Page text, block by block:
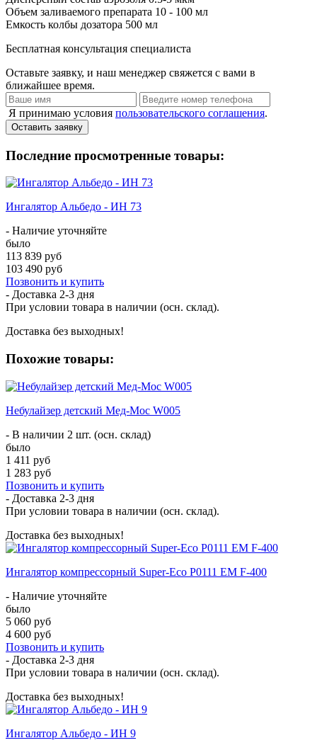
Объем заливаемого препарата 10 - 100 мл
Емкость колбы дозатора 500 мл
Бесплатная консультация специалиста
Оставьте заявку, и наш менеджер свяжется с вами в
ближайшее время.
Я принимаю условия пользовательского соглашения.
Оставить заявку
Последние просмотренные товары:
Ингалятор Альбедо - ИН 73
- Наличие уточняйте
было
113 839 руб
103 490 руб
Позвонить и купить
- Доставка 2-3 дня
При условии товара в наличии (осн. склад).
Доставка без выходных!
Похожие товары:
Небулайзер детский Мед-Мос W005
- В наличии 2 шт. (осн. склад)
было
1 411 руб
1 283 руб
Позвонить и купить
- Доставка 2-3 дня
При условии товара в наличии (осн. склад).
Доставка без выходных!
Ингалятор компрессорный Super-Eco P0111 EM F-400
- Наличие уточняйте
было
5 060 руб
4 600 руб
Позвонить и купить
- Доставка 2-3 дня
При условии товара в наличии (осн. склад).
Доставка без выходных!
Ингалятор Альбедо - ИН 9